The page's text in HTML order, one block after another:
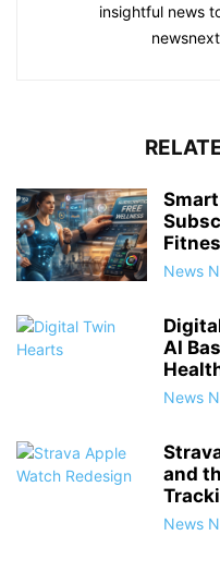
insightful news
News
AI
News
and
News